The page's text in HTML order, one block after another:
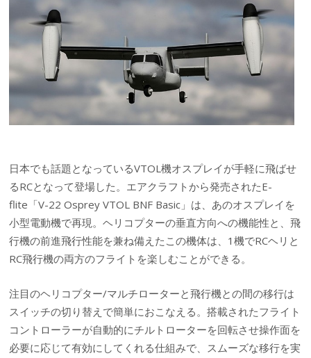
日本でも話題となっているVTOL機オスプレイが手軽に飛ばせ
るRCとなって登場した。エアクラフトから発売されたE-
flite「V-22 Osprey VTOL BNF Basic」は、あのオスプレイを
小型電動機で再現。ヘリコプターの垂直方向への機能性と、飛
行機の前進飛行性能を兼ね備えたこの機体は、1機でRCヘリと
RC飛行機の両方のフライトを楽しむことができる。
注目のヘリコプター/マルチローターと飛行機との間の移行は
スイッチの切り替えで簡単におこなえる。搭載されたフライト
コントローラーが自動的にチルトローターを回転させ操作面を
必要に応じて有効にしてくれる仕組みで、スムーズな移行を実